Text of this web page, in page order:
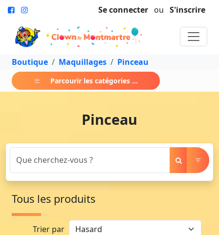
Se connecter ou S'inscrire
Boutique Maquillages Pinceau
Parcourir les catégories ...
Pinceau
Tous les produits
Trier par